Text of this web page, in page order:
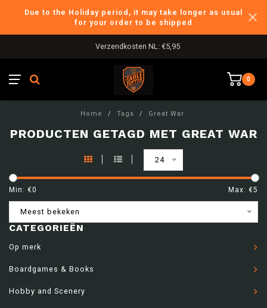
Due to the Holiday period, it may take longer as usual
for your order to be shipped
Verzendkosten NL: €5,95
0
Home / Tags / Great War
PRODUCTEN GETAGD MET GREAT WAR
24
Min: €0 Max: €5
Meest bekeken
CATEGORIEËN
Op merk
Boardgames & Books
Hobby and Scenery